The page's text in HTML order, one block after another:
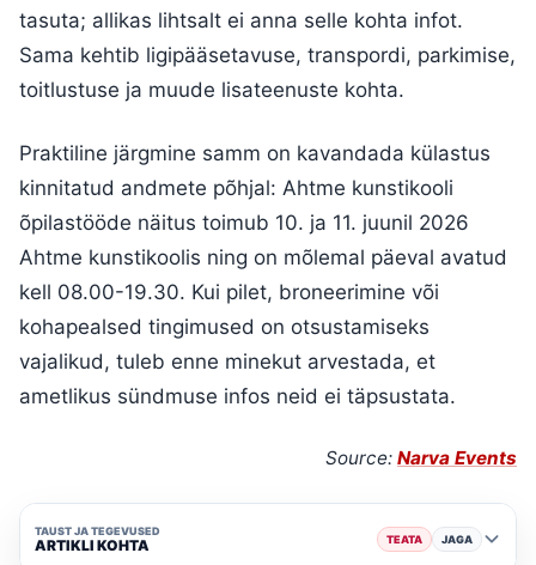
tasuta; allikas lihtsalt ei anna selle kohta infot.
Sama kehtib ligipääsetavuse, transpordi, parkimise,
toitlustuse ja muude lisateenuste kohta.
Praktiline järgmine samm on kavandada külastus
kinnitatud andmete põhjal: Ahtme kunstikooli
õpilastööde näitus toimub 10. ja 11. juunil 2026
Ahtme kunstikoolis ning on mõlemal päeval avatud
kell 08.00-19.30. Kui pilet, broneerimine või
kohapealsed tingimused on otsustamiseks
vajalikud, tuleb enne minekut arvestada, et
ametlikus sündmuse infos neid ei täpsustata.
Source: Narva Events
TAUST JA TEGEVUSED
ARTIKLI KOHTA TEATA JAGA